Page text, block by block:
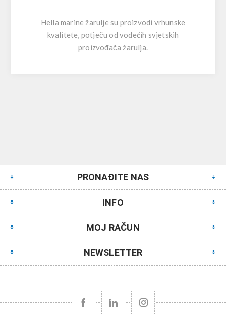
Hella marine žarulje su proizvodi vrhunske
kvalitete, potječu od vodećih svjetskih
proizvođača žarulja.
PRONAĐITE NAS
INFO
MOJ RAČUN
NEWSLETTER